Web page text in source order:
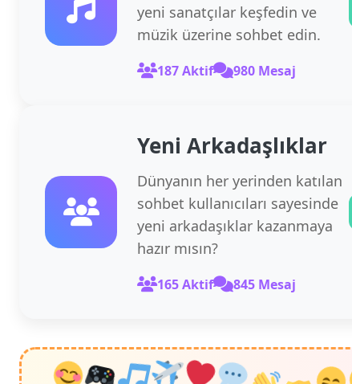
yeni sanatçılar keşfedin ve
müzik üzerine sohbet edin.
187 Aktif 980 Mesaj
Yeni Arkadaşlıklar
Dünyanın her yerinden katılan
sohbet kullanıcıları sayesinde
yeni arkadaşıklar kazanmaya
hazır mısın?
165 Aktif 845 Mesaj